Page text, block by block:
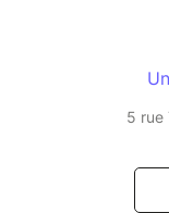
5 rue